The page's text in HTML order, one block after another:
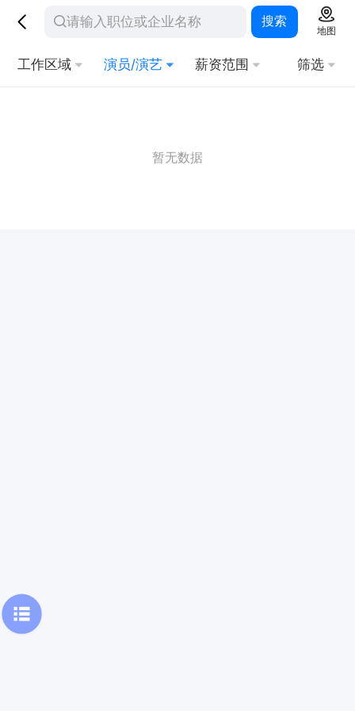
搜索
地图
工作区域 演员/演艺 薪资范围 筛选
暂无数据